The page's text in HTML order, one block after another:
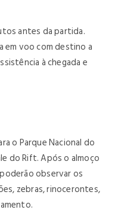
antes da partida.
em voo com destino a
à chegada e
o Parque Nacional do
do Rift. Após o almoço
observar os
zebras, rinocerontes,